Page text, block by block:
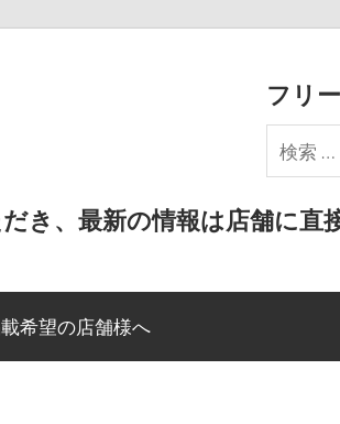
フリ
き、最新の情報は店舗に直
希望の店舗様へ